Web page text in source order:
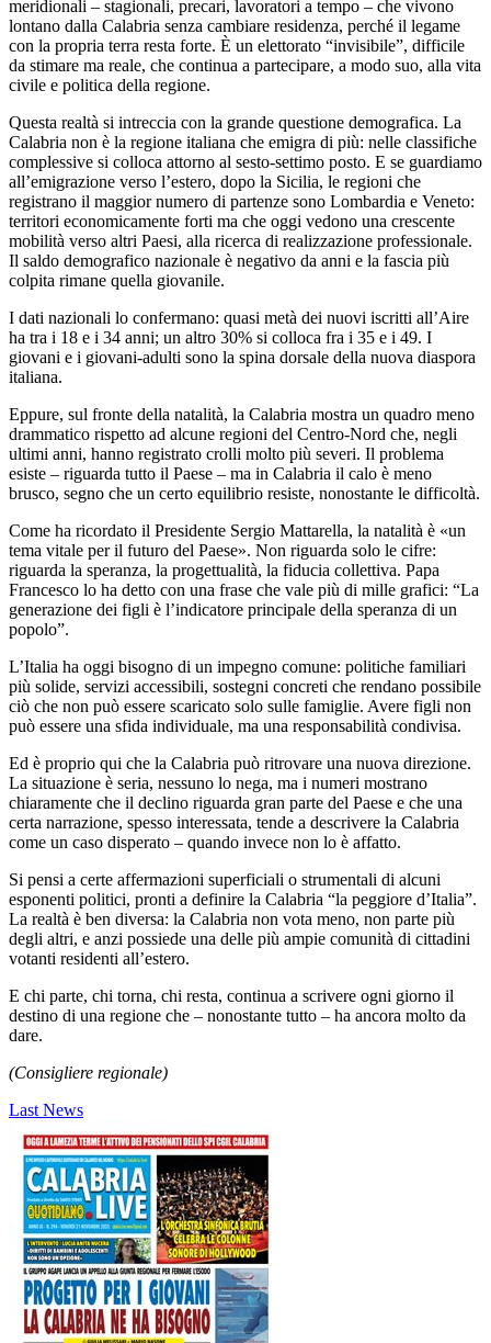
meridionali – stagionali, precari, lavoratori a tempo – che vivono
lontano dalla Calabria senza cambiare residenza, perché il legame
con la propria terra resta forte. È un elettorato “invisibile”, difficile
da stimare ma reale, che continua a partecipare, a modo suo, alla vita
civile e politica della regione.
Questa realtà si intreccia con la grande questione demografica. La
Calabria non è la regione italiana che emigra di più: nelle classifiche
complessive si colloca attorno al sesto-settimo posto. E se guardiamo
all’emigrazione verso l’estero, dopo la Sicilia, le regioni che
registrano il maggior numero di partenze sono Lombardia e Veneto:
territori economicamente forti ma che oggi vedono una crescente
mobilità verso altri Paesi, alla ricerca di realizzazione professionale.
Il saldo demografico nazionale è negativo da anni e la fascia più
colpita rimane quella giovanile.
I dati nazionali lo confermano: quasi metà dei nuovi iscritti all’Aire
ha tra i 18 e i 34 anni; un altro 30% si colloca fra i 35 e i 49. I
giovani e i giovani-adulti sono la spina dorsale della nuova diaspora
italiana.
Eppure, sul fronte della natalità, la Calabria mostra un quadro meno
drammatico rispetto ad alcune regioni del Centro-Nord che, negli
ultimi anni, hanno registrato crolli molto più severi. Il problema
esiste – riguarda tutto il Paese – ma in Calabria il calo è meno
brusco, segno che un certo equilibrio resiste, nonostante le difficoltà.
Come ha ricordato il Presidente Sergio Mattarella, la natalità è «un
tema vitale per il futuro del Paese». Non riguarda solo le cifre:
riguarda la speranza, la progettualità, la fiducia collettiva. Papa
Francesco lo ha detto con una frase che vale più di mille grafici: “La
generazione dei figli è l’indicatore principale della speranza di un
popolo”.
L’Italia ha oggi bisogno di un impegno comune: politiche familiari
più solide, servizi accessibili, sostegni concreti che rendano possibile
ciò che non può essere scaricato solo sulle famiglie. Avere figli non
può essere una sfida individuale, ma una responsabilità condivisa.
Ed è proprio qui che la Calabria può ritrovare una nuova direzione.
La situazione è seria, nessuno lo nega, ma i numeri mostrano
chiaramente che il declino riguarda gran parte del Paese e che una
certa narrazione, spesso interessata, tende a descrivere la Calabria
come un caso disperato – quando invece non lo è affatto.
Si pensi a certe affermazioni superficiali o strumentali di alcuni
esponenti politici, pronti a definire la Calabria “la peggiore d’Italia”.
La realtà è ben diversa: la Calabria non vota meno, non parte più
degli altri, e anzi possiede una delle più ampie comunità di cittadini
votanti residenti all’estero.
E chi parte, chi torna, chi resta, continua a scrivere ogni giorno il
destino di una regione che – nonostante tutto – ha ancora molto da
dare.
(Consigliere regionale)
Last News